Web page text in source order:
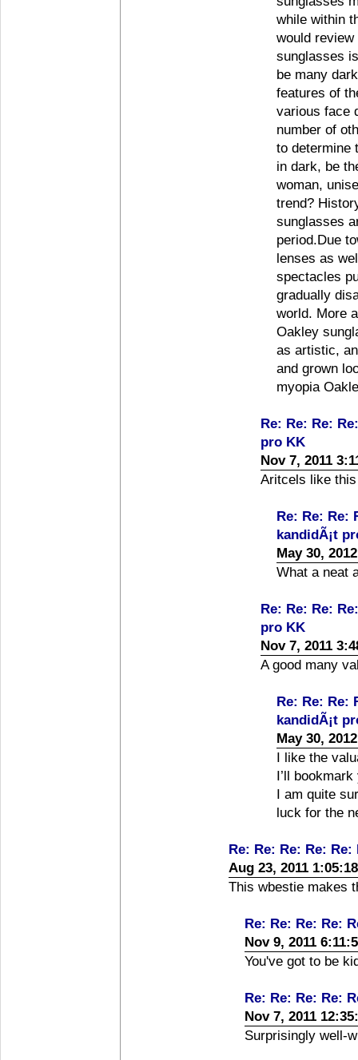
while within
would
sunglasses
be many
features of
various face
number of
to determine
in dark, be
woman,
trend?
sunglasses
period.Due
lenses as
spectacles
gradually
world. More
Oakley
as artistic,
and grown
myopia
Re: Re: Re:
pro KK
Nov 7, 2011
Aritcels like
Re: Re: Re:
kandidÃ¡t
May 30,
What a neat
Re: Re: Re:
pro KK
Nov 7, 2011
A good many
Re: Re: Re:
kandidÃ¡t
May 30,
I like the
I’ll
I am quite
luck for the
Re: Re: Re: Re: Re:
Aug 23, 2011
This wbestie makes
Re: Re: Re: Re:
Nov 9, 2011
You've got to be
Re: Re: Re: Re:
Nov 7, 2011
Surprisingly well-